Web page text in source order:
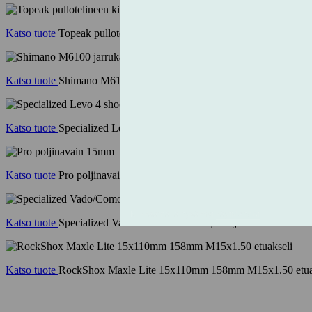
Katso tuote Topeak pullotelineen kiinnike CageMount musta
Katso tuote Shimano M6100 jarrukahva vasen
Katso tuote Specialized Levo 4 shock extension 69mm
Katso tuote Pro poljinavain 15mm
Katso tuote Specialized Vado/Como Gen 2 ketjusuoja
Katso tuote RockShox Maxle Lite 15x110mm 158mm M15x1.50